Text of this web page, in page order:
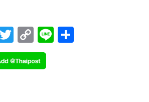
T
wi
tt
C
o
p
Li